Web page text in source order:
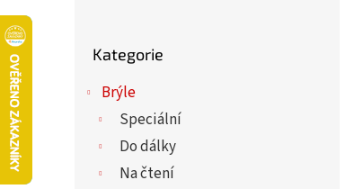
kategorie
Kategorie
Brýle
Speciální
Do dálky
Na čtení